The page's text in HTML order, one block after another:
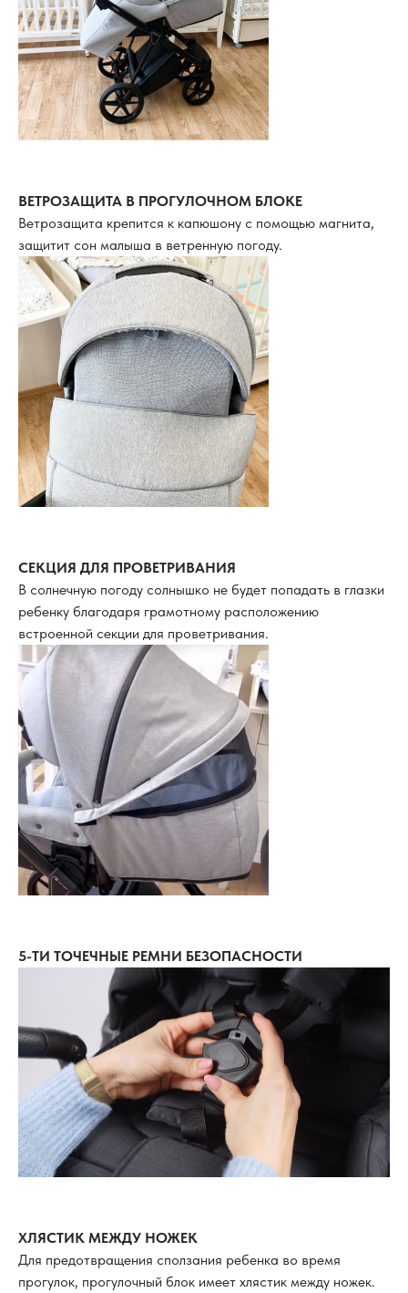
ВЕТРОЗАЩИТА В ПРОГУЛОЧНОМ БЛОКЕ
Ветрозащита крепится к капюшону с помощью магнита,
защитит сон малыша в ветренную погоду.
СЕКЦИЯ ДЛЯ ПРОВЕТРИВАНИЯ
В солнечную погоду солнышко не будет попадать в глазки
ребенку благодаря грамотному расположению
встроенной секции для проветривания.
5-ТИ ТОЧЕЧНЫЕ РЕМНИ БЕЗОПАСНОСТИ
ХЛЯСТИК МЕЖДУ НОЖЕК
Для предотвращения сползания ребенка во время
прогулок, прогулочный блок имеет хлястик между ножек.